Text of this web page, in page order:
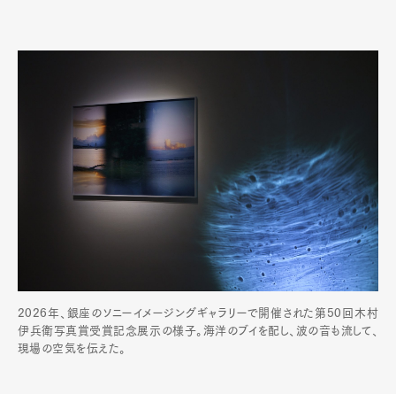
2026年、銀座のソニーイメージングギャラリーで開催された第50回木村
伊兵衛写真賞受賞記念展示の様子。海洋のブイを配し、波の音も流して、
現場の空気を伝えた。